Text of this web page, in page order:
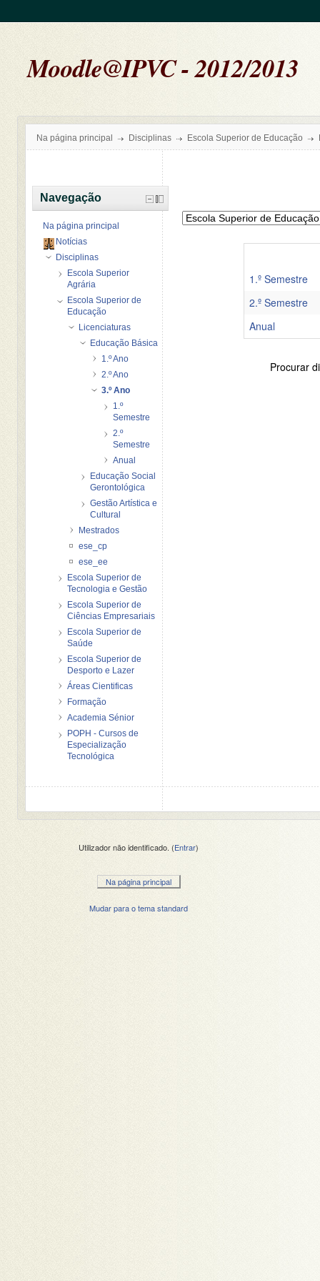
Moodle@IPVC - 2012/2013
Na página principal Disciplinas Escola Superior de Educação
1.º Semestre
2.º Semestre
Anual
Procurar
Navegação
Na página principal
Notícias
Disciplinas
Escola Superior
Agrária
Escola Superior de
Educação
Licenciaturas
Educação Básica
1.º Ano
2.º Ano
3.º Ano
1.º
Semestre
2.º
Semestre
Anual
Educação Social
Gerontológica
Gestão Artística e
Cultural
Mestrados
ese_cp
ese_ee
Escola Superior de
Tecnologia e Gestão
Escola Superior de
Ciências Empresariais
Escola Superior de
Saúde
Escola Superior de
Desporto e Lazer
Áreas Cientificas
Formação
Academia Sénior
POPH - Cursos de
Especialização
Tecnológica
Utilizador não identificado. (Entrar)
Na página principal
Mudar para o tema standard